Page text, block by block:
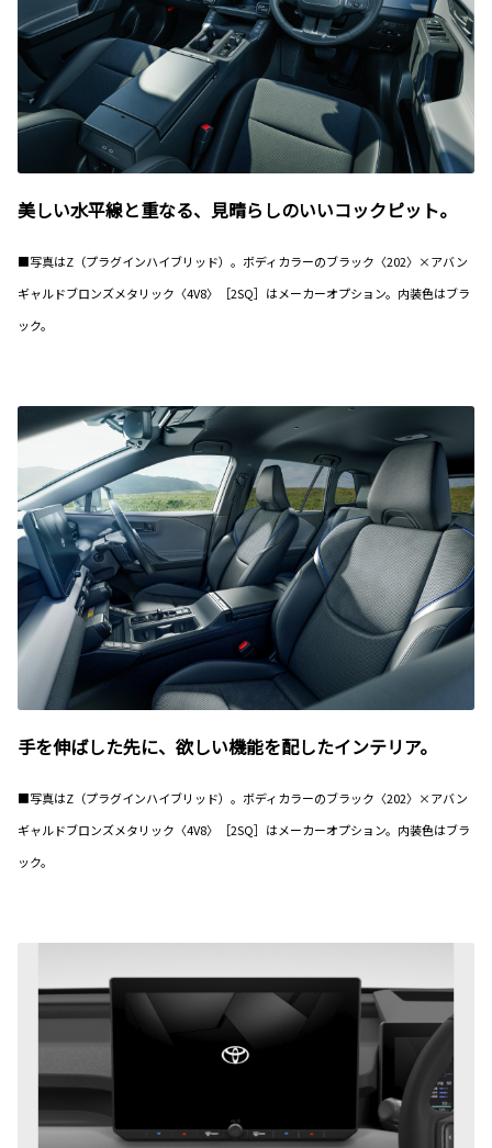
美しい水平線と重なる、見晴らしのいいコックピット。
■写真はZ（プラグインハイブリッド）。ボディカラーのブラック〈202〉×アバン
ギャルドブロンズメタリック〈4V8〉［2SQ］はメーカーオプション。内装色はブラ
ック。
手を伸ばした先に、欲しい機能を配したインテリア。
■写真はZ（プラグインハイブリッド）。ボディカラーのブラック〈202〉×アバン
ギャルドブロンズメタリック〈4V8〉［2SQ］はメーカーオプション。内装色はブラ
ック。